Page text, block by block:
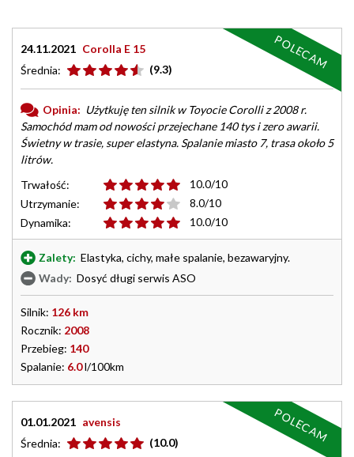
24.11.2021 Corolla E 15
Średnia:
(9.3)
Opinia: Użytkuję ten silnik w Toyocie Corolli z 2008 r.
Samochód mam od nowości przejechane 140 tys i zero awarii.
Świetny w trasie, super elastyna. Spalanie miasto 7, trasa około 5
litrów.
Trwałość:
10.0/10
Utrzymanie:
8.0/10
Dynamika:
10.0/10
Zalety: Elastyka, cichy, małe spalanie, bezawaryjny.
Wady: Dosyć długi serwis ASO
Silnik: 126 km
Rocznik: 2008
Przebieg: 140
Spalanie: 6.0l/100km
POLECAM
01.01.2021 avensis
Średnia:
(10.0) POLECAM